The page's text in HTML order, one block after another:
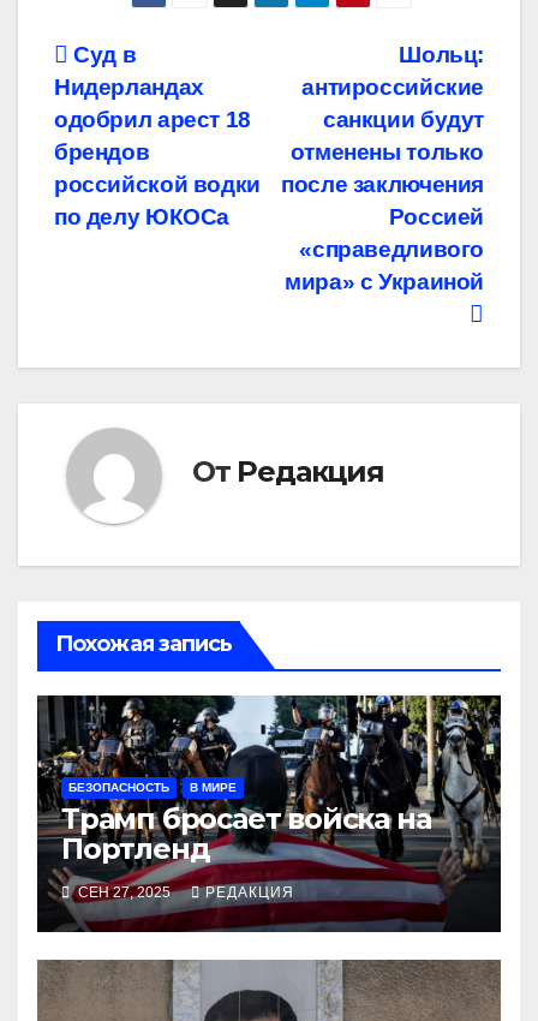
Навигация
по
записям
Шольц:
антироссийские
санкции будут
отменены только
после заключения
Россией
«справедливого
мира» с Украиной
Суд в
Нидерландах
одобрил арест 18
брендов
российской водки
по делу ЮКОСа
От Редакция
Похожая запись
БЕЗОПАСНОСТЬ В МИРЕ
Трамп бросает войска на
Портленд
СЕН 27, 2025 РЕДАКЦИЯ